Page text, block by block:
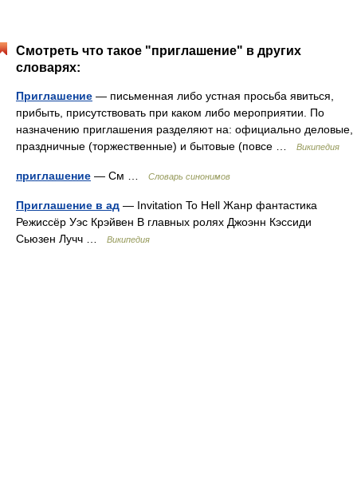
Смотреть что такое "приглашение" в других
словарях:
Приглашение — письменная либо устная просьба явиться,
прибыть, присутствовать при каком либо мероприятии. По
назначению приглашения разделяют на: официально деловые,
праздничные (торжественные) и бытовые (повсе …
Википедия
приглашение — См … Словарь синонимов
Приглашение в ад — Invitation To Hell Жанр фантастика
Режиссёр Уэс Крэйвен В главных ролях Джоэнн Кэссиди
Сьюзен Лучч …
Википедия